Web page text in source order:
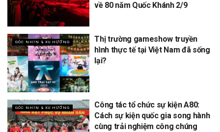
về 80 năm Quốc Khánh 2/9
GÓC NHÌN & XU HƯỚNG
Thị trường gameshow truyền
hình thực tế tại Việt Nam đã sống
lại?
GÓC NHÌN & XU HƯỚNG
Công tác tổ chức sự kiện A80:
Cách sự kiện quốc gia song hành
cùng trải nghiệm công chúng